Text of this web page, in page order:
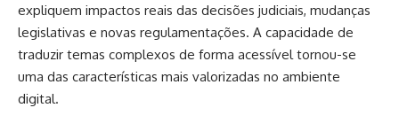
expliquem impactos reais das decisões judiciais, mudanças
legislativas e novas regulamentações. A capacidade de
traduzir temas complexos de forma acessível tornou-se
uma das características mais valorizadas no ambiente
digital.